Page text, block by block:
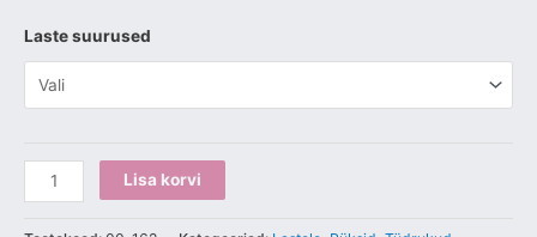
Laste suurused
Lisa korvi